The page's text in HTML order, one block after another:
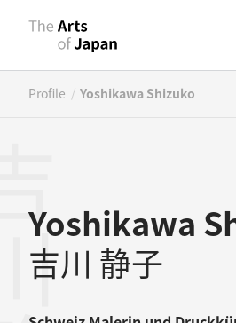
Profile / Yoshikawa Shizuko
Yoshikawa
吉川 静子